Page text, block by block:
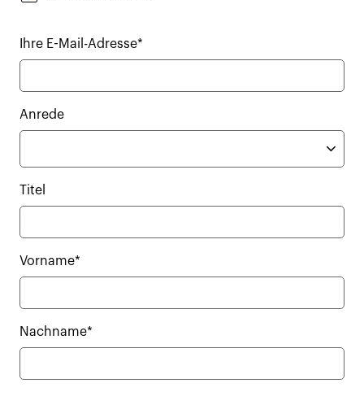
Ihre E-Mail-Adresse*
Anrede
Titel
Vorname*
Nachname*